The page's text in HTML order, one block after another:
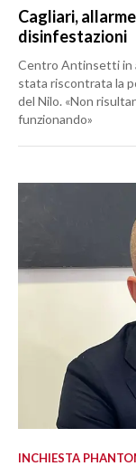
Cagliari,
disinfestazioni
Centro Antinsetti in
stata riscontrata la
del Nilo. «Non
funzionando»
INCHIESTA